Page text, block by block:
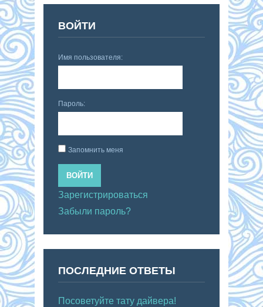
ВОЙТИ
Имя пользователя:
Пароль:
Запомнить меня
ВОЙТИ
Зарегистрироваться
Забыли пароль?
ПОСЛЕДНИЕ ОТВЕТЫ
Посоветуйте тату дайвера!